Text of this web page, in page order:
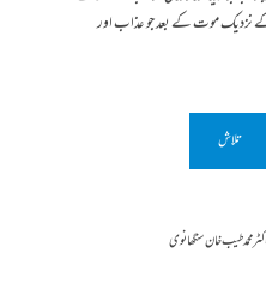
کے نزدیک موت کے بعد جو عذاب اور
تلاش
محمد طیب خان سنگھانوی